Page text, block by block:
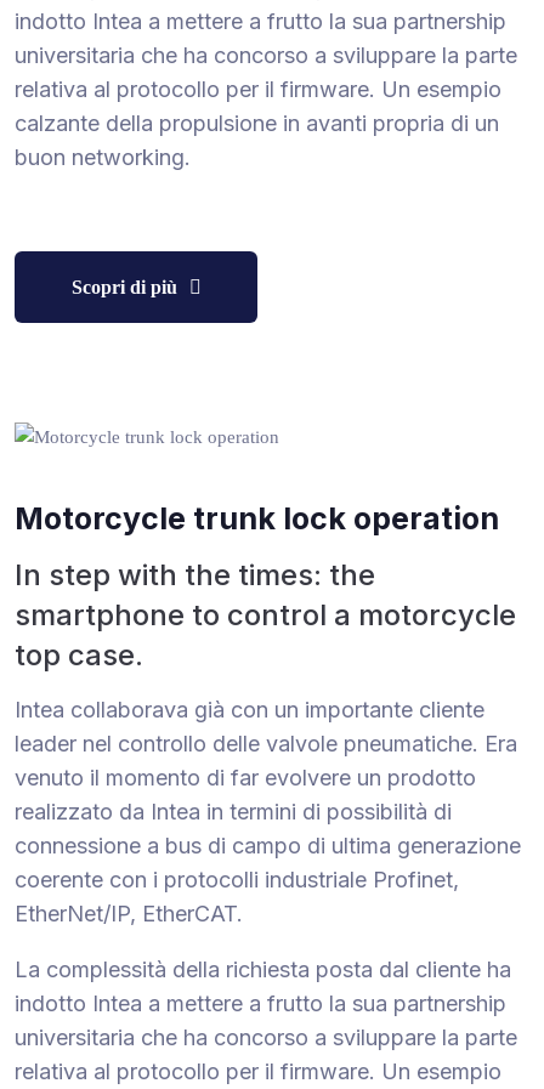
indotto Intea a mettere a frutto la sua partnership
universitaria che ha concorso a sviluppare la parte
relativa al protocollo per il firmware. Un esempio
calzante della propulsione in avanti propria di un
buon networking.
Scopri di più
Motorcycle trunk lock operation
In step with the times: the
smartphone to control a motorcycle
top case.
Intea collaborava già con un importante cliente
leader nel controllo delle valvole pneumatiche. Era
venuto il momento di far evolvere un prodotto
realizzato da Intea in termini di possibilità di
connessione a bus di campo di ultima generazione
coerente con i protocolli industriale Profinet,
EtherNet/IP, EtherCAT.
La complessità della richiesta posta dal cliente ha
indotto Intea a mettere a frutto la sua partnership
universitaria che ha concorso a sviluppare la parte
relativa al protocollo per il firmware. Un esempio